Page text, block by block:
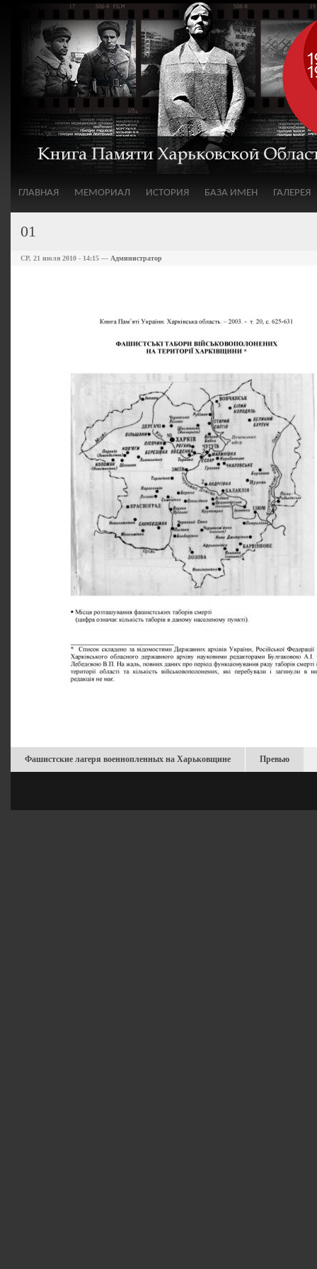
ГЛАВНАЯ МЕМОРИАЛ ИСТОРИЯ БАЗА ИМЕН ГАЛЕРЕЯ
01
СР, 21 июля 2010 - 14:15 — Администратор
Фашистские лагеря военнопленных на Харьковщине Превью